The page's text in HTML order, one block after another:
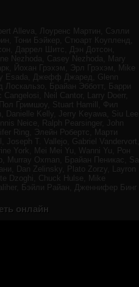
Alleva, Лоуренс Мартин, Сэлли
Тони Бэйкер, Стюарт Коупленд,
Даррел Шитс, Дэн Дотсон,
Nezhoda, Casey Nezhoda, Mary
Йохан Грэхэм, Эрл Грэхэм, Mike
Esada, Джефф Джаред, Glenn
Брайан Эбботт, Барри
Neil Cantor, Larry Doerr,
Гримшоу, Stuart Hamill, Фил
Kelly, Jerry Keyawa, Siu Lee,
Neice, Ralph Pearsinger, John
Ring, Элейн Робертс, Марти
T. Vallejo, Gabriel Vandervort,
York, Mei Mei Yu, Wanni Yu, Рон
Murray Oxman, Брайан Пеникас, Sal
Dan Zelinsky, Plato Zorzy, Layron
Dzoghi, Chuck Hulse, Mike
Бэйли Райан, Дженнифер Бинг
онлайн